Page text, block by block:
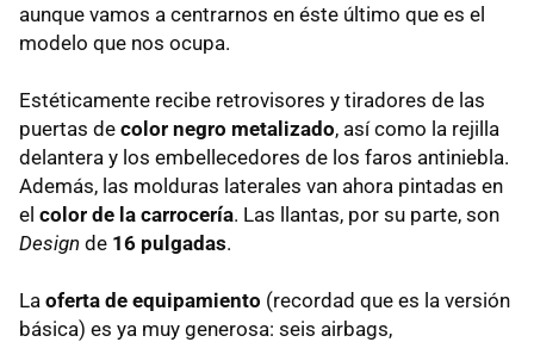
aunque vamos a centrarnos en éste último que es el
modelo que nos ocupa.
Estéticamente recibe retrovisores y tiradores de las
puertas de color negro metalizado, así como la rejilla
delantera y los embellecedores de los faros antiniebla.
Además, las molduras laterales van ahora pintadas en
el color de la carrocería. Las llantas, por su parte, son
Design de 16 pulgadas.
La oferta de equipamiento (recordad que es la versión
básica) es ya muy generosa: seis airbags,